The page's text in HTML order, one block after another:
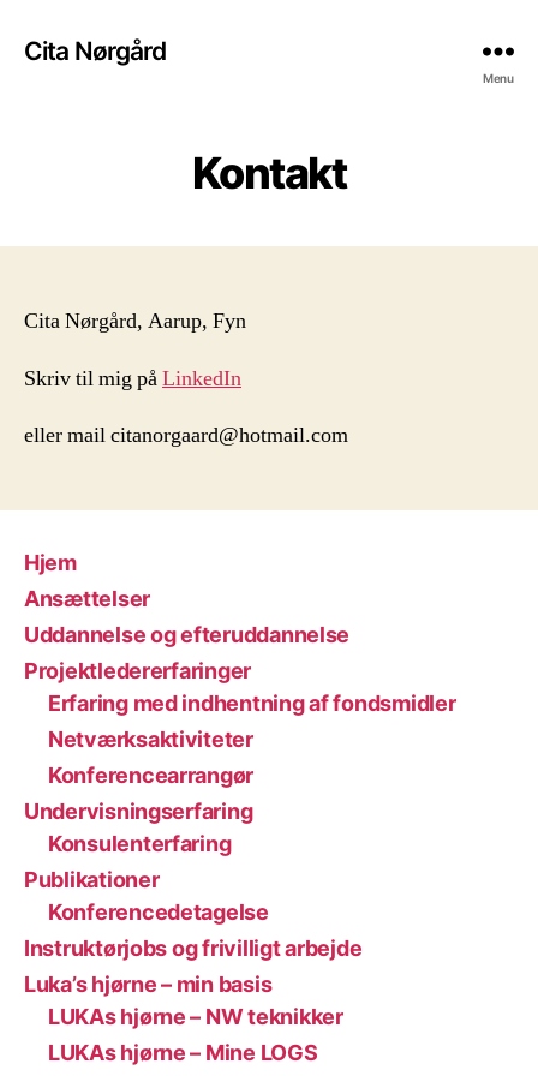
Cita Nørgård
Menu
Kontakt
Cita Nørgård, Aarup, Fyn
Skriv til mig påLinkedIn
eller mail citanorgaard@hotmail.com
Hjem
Ansættelser
Uddannelse og efteruddannelse
Projektledererfaringer
Erfaring med indhentning af fondsmidler
Netværksaktiviteter
Konferencearrangør
Undervisningserfaring
Konsulenterfaring
Publikationer
Konferencedetagelse
Instruktørjobs og frivilligt arbejde
Luka’s hjørne – min basis
LUKAs hjørne – NW teknikker
LUKAs hjørne – Mine LOGS